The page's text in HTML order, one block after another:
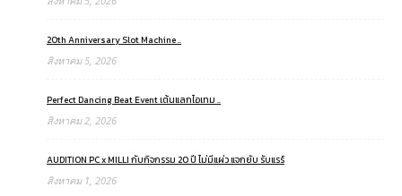
20th Anniversary Slot Machine ..
สิงหาคม 5, 2026
Perfect Dancing Beat Event เต้นแลกไอเทม ..
สิงหาคม 2, 2026
AUDITION PC x MILLI กับกิจกรรม 20 ปี ไม่มีแผ่ว แจกยับ รับแรร์
สิงหาคม 1, 2026